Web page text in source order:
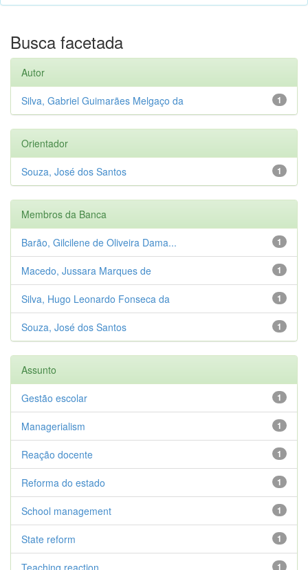
Busca facetada
Autor
1
Silva, Gabriel Guimarães Melgaço da
Orientador
1
Souza, José dos Santos
Membros da Banca
1
Barão, Gilcilene de Oliveira Dama...
1
Macedo, Jussara Marques de
1
Silva, Hugo Leonardo Fonseca da
1
Souza, José dos Santos
Assunto
1
Gestão escolar
1
Managerialism
1
Reação docente
1
Reforma do estado
1
School management
1
State reform
1
Teaching reaction